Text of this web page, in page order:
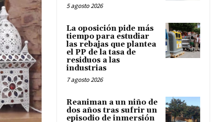
5 agosto 2026
La oposición pide más
tiempo para estudiar
las rebajas que plantea
el PP de la tasa de
residuos a las
industrias
7 agosto 2026
Reaniman a un niño de
dos años tras sufrir un
episodio de inmersión